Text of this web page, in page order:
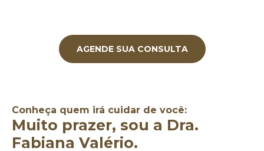
AGENDE SUA CONSULTA
Conheça quem irá cuidar de você:
Muito prazer, sou a Dra.
Fabiana Valério.